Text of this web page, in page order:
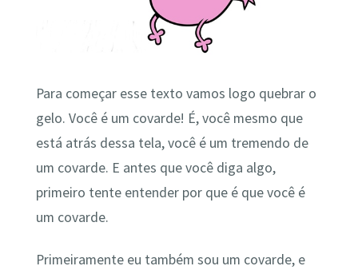
Para começar esse texto vamos logo quebrar o
gelo. Você é um covarde! É, você mesmo que
está atrás dessa tela, você é um tremendo de
um covarde. E antes que você diga algo,
primeiro tente entender por que é que você é
um covarde.
Primeiramente eu também sou um covarde, e